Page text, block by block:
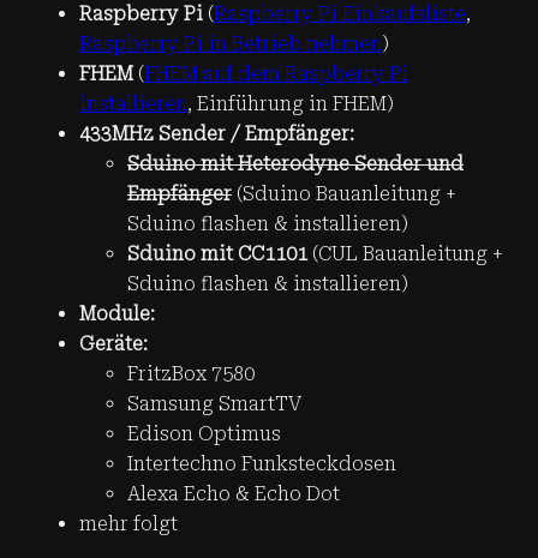
Raspberry Pi(Raspberry Pi Einkaufsliste,
Raspberry Pi in Betrieb nehmen)
FHEM(FHEM auf dem Raspberry Pi
installieren, Einführung in FHEM)
433MHz Sender / Empfänger:
Sduino mit Heterodyne Sender und
Empfänger(Sduino Bauanleitung +
Sduino flashen & installieren)
Sduino mit CC1101(CUL Bauanleitung +
Sduino flashen & installieren)
Module:
Geräte:
FritzBox 7580
Samsung SmartTV
Edison Optimus
Intertechno Funksteckdosen
Alexa Echo & Echo Dot
mehr folgt